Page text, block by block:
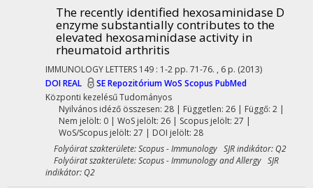
The recently identified hexosaminidase D
enzyme substantially contributes to the
elevated hexosaminidase activity in
rheumatoid arthritis
IMMUNOLOGY LETTERS 149 : 1-2 pp. 71-76. , 6 p. (2013)
DOIREAL SE RepozitóriumWoS Scopus PubMed
Központi kezelésűTudományos
Nyilvános idéző összesen: 28| Független: 26 | Függő: 2 |
Nem jelölt: 0 | WoS jelölt: 26 | Scopus jelölt: 27 |
WoS/Scopus jelölt: 27 | DOI jelölt: 28
Folyóirat szakterülete: Scopus - Immunology SJR indikátor: Q2
Folyóirat szakterülete: Scopus - Immunology and Allergy SJR
indikátor: Q2